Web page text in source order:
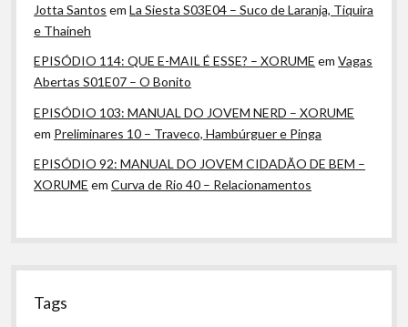
Jotta Santos emLa Siesta S03E04 – Suco de Laranja, Tiquira
e Thaineh
EPISÓDIO 114: QUE E-MAIL É ESSE? – XORUME emVagas
Abertas S01E07 – O Bonito
EPISÓDIO 103: MANUAL DO JOVEM NERD – XORUME
em Preliminares 10 – Traveco, Hambúrguer e Pinga
EPISÓDIO 92: MANUAL DO JOVEM CIDADÃO DE BEM –
XORUME emCurva de Rio 40 – Relacionamentos
Tags